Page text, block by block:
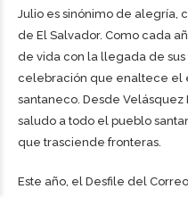
Julio es sinónimo de alegría,
de El Salvador. Como cada
de vida con la llegada de sus
celebración que enaltece el
santaneco. Desde
saludo a todo el pueblo
que trasciende fronteras.
Este año, el Desfile del